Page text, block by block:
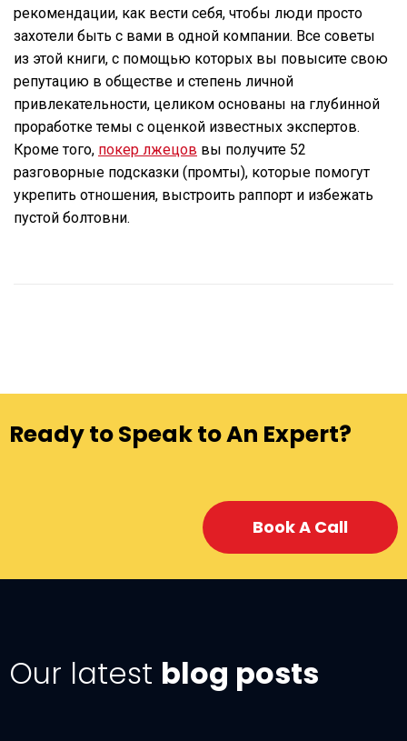
рекомендации, как вести себя, чтобы люди просто
захотели быть с вами в одной компании. Все советы
из этой книги, с помощью которых вы повысите свою
репутацию в обществе и степень личной
привлекательности, целиком основаны на глубинной
проработке темы c оценкой известных экспертов.
Кроме того, покер лжецов вы получите 52
разговорные подсказки (промты), которые помогут
укрепить отношения, выстроить раппорт и избежать
пустой болтовни.
Ready to Speak to An Expert?
Book A Call
Our latest blog posts